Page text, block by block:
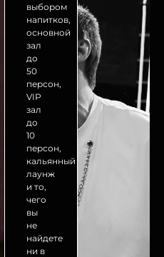
выбором
напитков,
основной
зал
до
50
персон,
VIP
зал
до
10
персон,
кальянный
лаунж
и то,
чего
вы
не
найдете
ни в